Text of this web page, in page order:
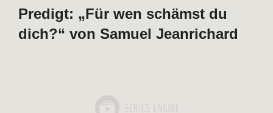
Predigt: „Für wen schämst du
dich?“ von Samuel Jeanrichard